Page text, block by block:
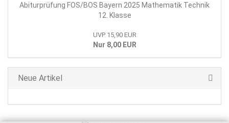
Abiturprüfung FOS/BOS Bayern 2025 Mathematik Technik
12. Klasse
UVP 15,90 EUR
Nur 8,00 EUR
Neue Artikel